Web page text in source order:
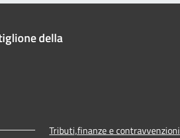
della
Tributi,finanze e contravvenzioni